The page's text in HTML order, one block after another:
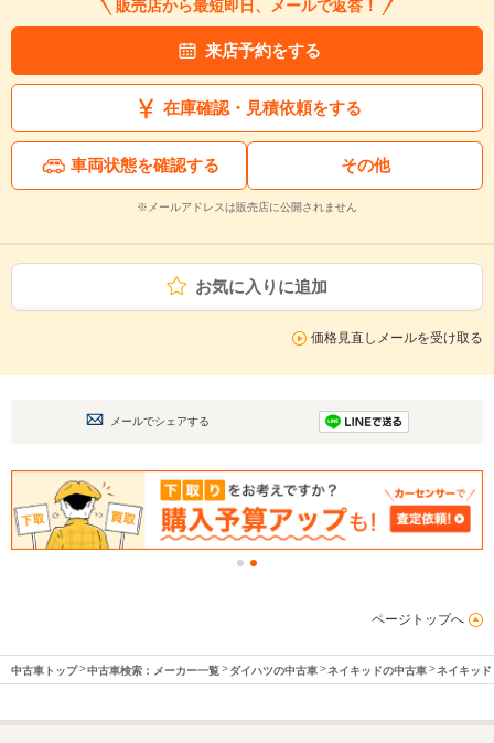
販売店から最短即日、メールで返答！
来店予約をする
在庫確認・見積依頼をする
車両状態を確認する その他
※メールアドレスは販売店に公開されません
お気に入りに追加
価格見直しメールを受け取る
メールでシェアする
ページトップへ
中古車トップ 中古車検索：メーカー一覧 ダイハツの中古車 ネイキッドの中古車 ネイキッ